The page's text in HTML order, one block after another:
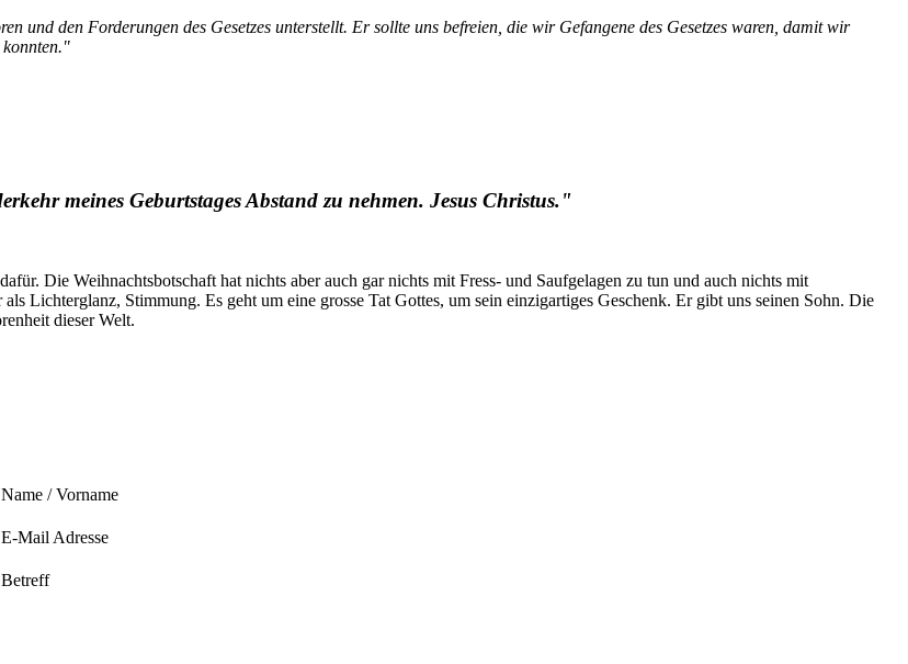
und den Forderungen des Gesetzes unterstellt. Er sollte uns befreien, die wir Gefangene des Gesetzes waren, damit wir
konnten."
meines Geburtstages Abstand zu nehmen. Jesus Christus."
Die Weihnachtsbotschaft hat nichts aber auch gar nichts mit Fress- und Saufgelagen zu tun und auch nichts mit
Lichterglanz, Stimmung. Es geht um eine grosse Tat Gottes, um sein einzigartiges Geschenk. Er gibt uns seinen Sohn. Die
dieser Welt.
Name / Vorname
E-Mail Adresse
Betreff